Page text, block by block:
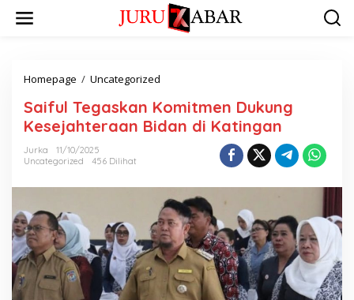
Homepage / Uncategorized
Saiful Tegaskan Komitmen Dukung
Kesejahteraan Bidan di Katingan
Jurka
11/10/2025
Uncategorized
456 Dilihat